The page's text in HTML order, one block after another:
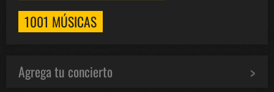
1001 MÚSICAS
Agrega tu concierto